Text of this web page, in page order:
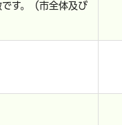
です。（市全体及び